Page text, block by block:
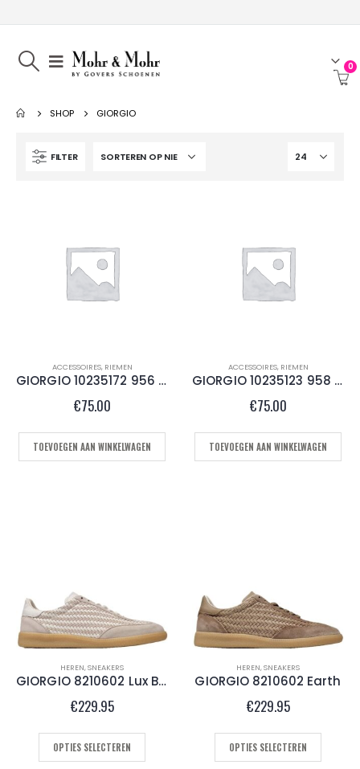
0
SHOP GIORGIO
FILTER
ACCESSOIRES, RIEMEN
GIORGIO 10235172 956 Camoscio
€75.00
TOEVOEGEN AAN WINKELWAGEN
ACCESSOIRES, RIEMEN
GIORGIO 10235123 958 Chocolate
€75.00
TOEVOEGEN AAN WINKELWAGEN
HEREN,SNEAKERS
GIORGIO 8210602 Lux Bianco
€229.95
OPTIES SELECTEREN
HEREN,SNEAKERS
GIORGIO 8210602 Earth
€229.95
OPTIES SELECTEREN